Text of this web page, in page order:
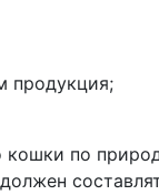
продукция;
кошки по